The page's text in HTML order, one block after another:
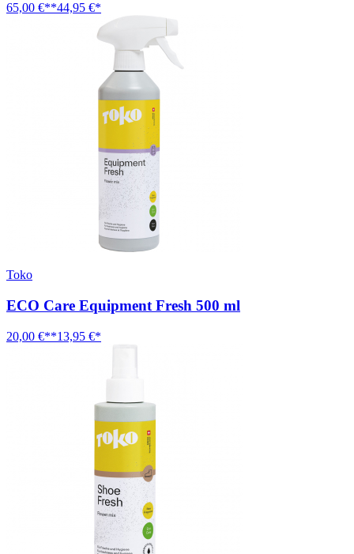
65,00 €**44,95 €*
Toko
ECO Care Equipment Fresh 500 ml
20,00 €**13,95 €*